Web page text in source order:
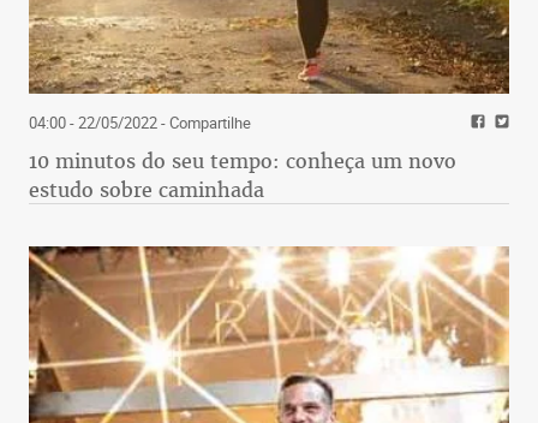
04:00 - 22/05/2022- Compartilhe
10 minutos do seu tempo: conheça um novo
estudo sobre caminhada